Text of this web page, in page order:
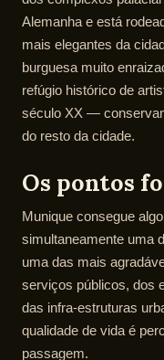
Alemanha e está
mais elegantes da
burguesa muito
refúgio histórico de
século XX —
do resto da cidade.
Os pontos
Munique consegue
simultaneamente uma
uma das mais
serviços públicos, dos
das infra-estruturas
qualidade de vida é
passagem.